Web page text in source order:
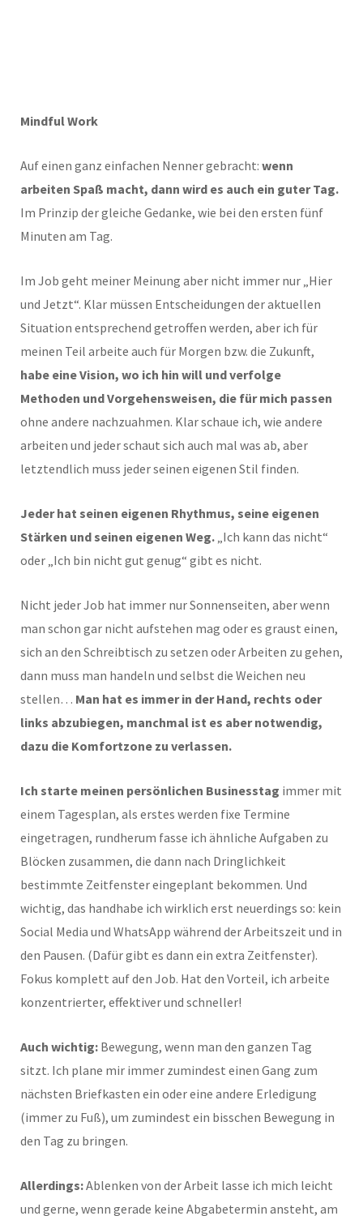
Mindful Work
Auf einen ganz einfachen Nenner gebracht: wenn
arbeiten Spaß macht, dann wird es auch ein guter Tag.
Im Prinzip der gleiche Gedanke, wie bei den ersten fünf
Minuten am Tag.
Im Job geht meiner Meinung aber nicht immer nur „Hier
und Jetzt“. Klar müssen Entscheidungen der aktuellen
Situation entsprechend getroffen werden, aber ich für
meinen Teil arbeite auch für Morgen bzw. die Zukunft,
habe eine Vision, wo ich hin will und verfolge
Methoden und Vorgehensweisen, die für mich passen
ohne andere nachzuahmen. Klar schaue ich, wie andere
arbeiten und jeder schaut sich auch mal was ab, aber
letztendlich muss jeder seinen eigenen Stil finden.
Jeder hat seinen eigenen Rhythmus, seine eigenen
Stärken und seinen eigenen Weg. „Ich kann das nicht“
oder „Ich bin nicht gut genug“ gibt es nicht.
Nicht jeder Job hat immer nur Sonnenseiten, aber wenn
man schon gar nicht aufstehen mag oder es graust einen,
sich an den Schreibtisch zu setzen oder Arbeiten zu gehen,
dann muss man handeln und selbst die Weichen neu
stellen… Man hat es immer in der Hand, rechts oder
links abzubiegen, manchmal ist es aber notwendig,
dazu die Komfortzone zu verlassen.
Ich starte meinen persönlichen Businesstag immer mit
einem Tagesplan, als erstes werden fixe Termine
eingetragen, rundherum fasse ich ähnliche Aufgaben zu
Blöcken zusammen, die dann nach Dringlichkeit
bestimmte Zeitfenster eingeplant bekommen. Und
wichtig, das handhabe ich wirklich erst neuerdings so: kein
Social Media und WhatsApp während der Arbeitszeit und in
den Pausen. (Dafür gibt es dann ein extra Zeitfenster).
Fokus komplett auf den Job. Hat den Vorteil, ich arbeite
konzentrierter, effektiver und schneller!
Auch wichtig: Bewegung, wenn man den ganzen Tag
sitzt. Ich plane mir immer zumindest einen Gang zum
nächsten Briefkasten ein oder eine andere Erledigung
(immer zu Fuß), um zumindest ein bisschen Bewegung in
den Tag zu bringen.
Allerdings:Ablenken von der Arbeit lasse ich mich leicht
und gerne, wenn gerade keine Abgabetermin ansteht, am